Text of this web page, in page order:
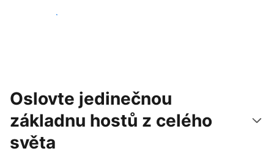
Začít ještě dnes
Oslovte jedinečnou
základnu hostů z celého
světa